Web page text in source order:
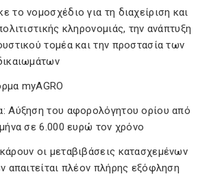
το νομοσχέδιο για τη διαχείριση και
κληρονομιάς, την ανάπτυξη
τομέα και την προστασία των
myAGRO
Αύξηση του αφορολόγητου ορίου από
σε 6.000 ευρώ τον χρόνο
οι μεταβιβάσεις κατασχεμένων
απαιτείται πλέον πλήρης εξόφληση